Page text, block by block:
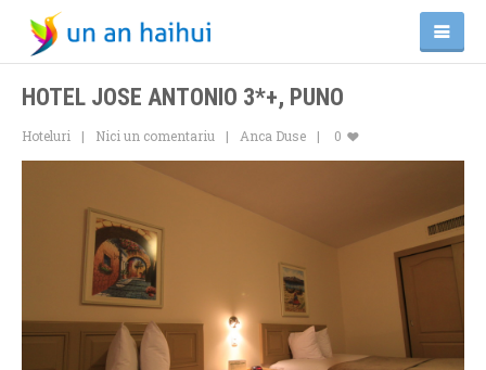
HOTEL JOSE ANTONIO 3*+, PUNO
Hoteluri Nici un comentariu Anca Duse 0